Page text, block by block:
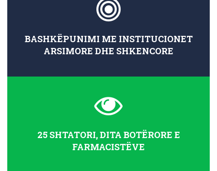
BASHKËPUNIMI ME INSTITUCIONET
ARSIMORE DHE SHKENCORE
25 SHTATORI, DITA BOTËRORE E
FARMACISTËVE